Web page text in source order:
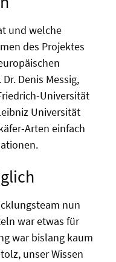
und welche
des Projektes
Denis Messig,
Universität
Universität
Arten einfach
nun
war etwas für
war bislang kaum
unser Wissen